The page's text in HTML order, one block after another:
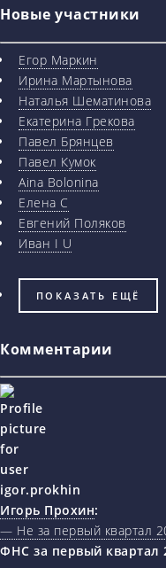
Новые участники
Егор Маркин
Ирина Мартынова
Наталья Шематинова
Екатерина Грекова
Павел Брянцев
Павел Кумок
Aina Bolonina
Елена С
Евгений Поляков
Иван I U
ПОКАЗАТЬ ЕЩЁ
Комментарии
Игорь Прохин:
— Не за первый квартал
ФНС за первый квартал